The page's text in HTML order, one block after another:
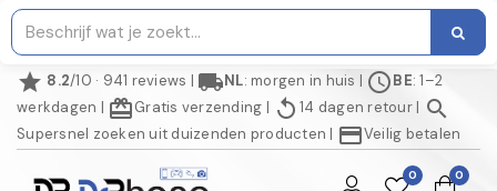
star 8.2/10 · 941 reviews | local_shippingNL: morgen in huis | scheduleBE: 1–2
werkdagen | redeemGratis verzending | replay 14 dagen retour| search
Supersnel zoeken uit duizenden producten | credit_cardVeilig betalen
0 0